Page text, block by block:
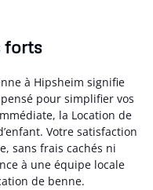
forts
à Hipsheim signifie
pour simplifier vos
la Location de
Votre satisfaction
sans frais cachés ni
à une équipe locale
de benne.